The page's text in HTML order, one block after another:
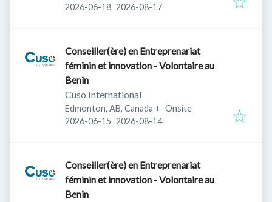
Published:
2026-06-18 Expires:
2026-08-17
Conseiller(ère) en Entreprenariat
féminin et innovation - Volontaire au
Benin
Cuso International
Edmonton, AB, Canada + Onsite
Published:
2026-06-15 Expires:
2026-08-14
Conseiller(ère) en Entreprenariat
féminin et innovation - Volontaire au
Benin